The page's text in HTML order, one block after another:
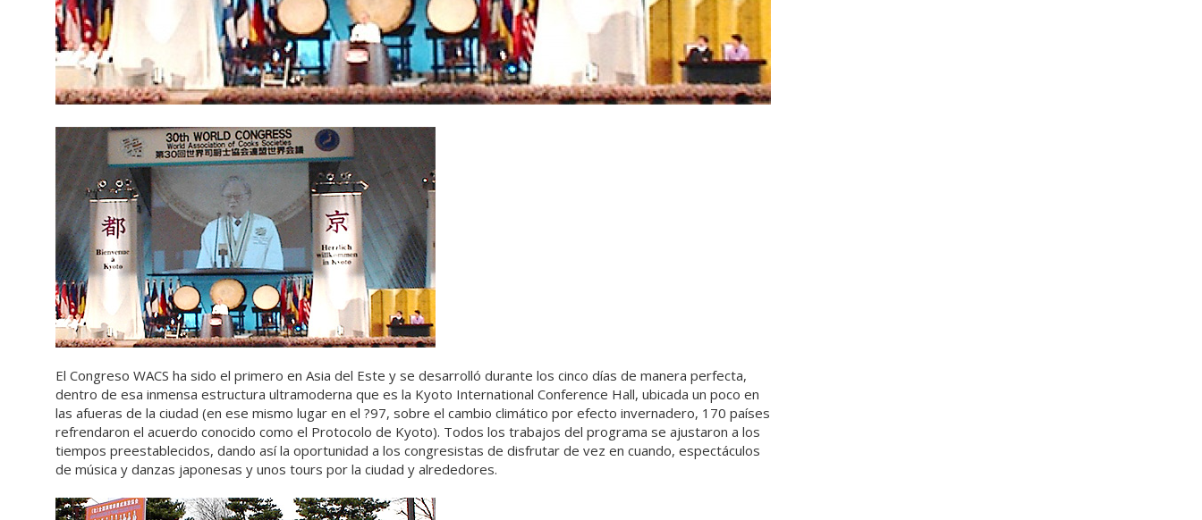
El Congreso WACS ha sido el primero en Asia del Este y se desarrolló durante los cinco días de manera perfecta,
dentro de esa inmensa estructura ultramoderna que es la Kyoto International Conference Hall, ubicada un poco en
las afueras de la ciudad (en ese mismo lugar en el ?97, sobre el cambio climático por efecto invernadero, 170 países
refrendaron el acuerdo conocido como el Protocolo de Kyoto). Todos los trabajos del programa se ajustaron a los
tiempos preestablecidos, dando así la oportunidad a los congresistas de disfrutar de vez en cuando, espectáculos
de música y danzas japonesas y unos tours por la ciudad y alrededores.